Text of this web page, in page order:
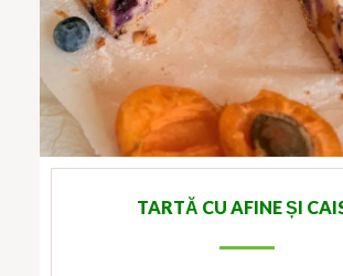
TARTĂ CU AFINE ȘI